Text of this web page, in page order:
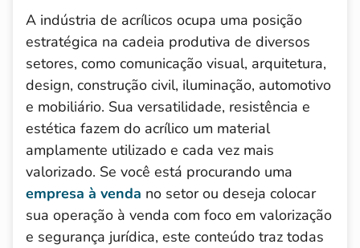
A indústria de acrílicos ocupa uma posição
estratégica na cadeia produtiva de diversos
setores, como comunicação visual, arquitetura,
design, construção civil, iluminação, automotivo
e mobiliário. Sua versatilidade, resistência e
estética fazem do acrílico um material
amplamente utilizado e cada vez mais
valorizado. Se você está procurando uma
empresa à venda no setor ou deseja colocar
sua operação à venda com foco em valorização
e segurança jurídica, este conteúdo traz todas